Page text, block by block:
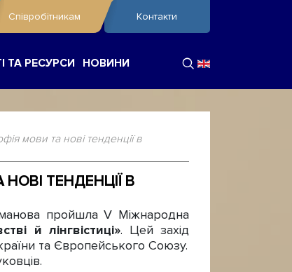
Співробітникам Контакти
ТА РЕСУРСИ НОВИНИ
мови та нові тенденції в
ТЕНДЕНЦІЇ В
пройшла V Міжнародна
й лінгвістиці». Цей захід
та Європейського Союзу.